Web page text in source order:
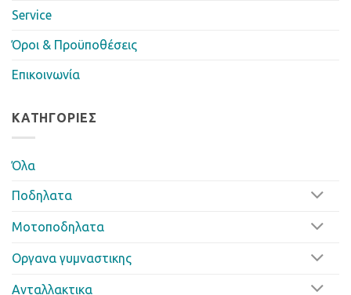
Service
Όροι & Προϋποθέσεις
Επικοινωνία
ΚΑΤΗΓΟΡΊΕΣ
Όλα
Ποδηλατα
Μοτοποδηλατα
Οργανα γυμναστικης
Ανταλλακτικα